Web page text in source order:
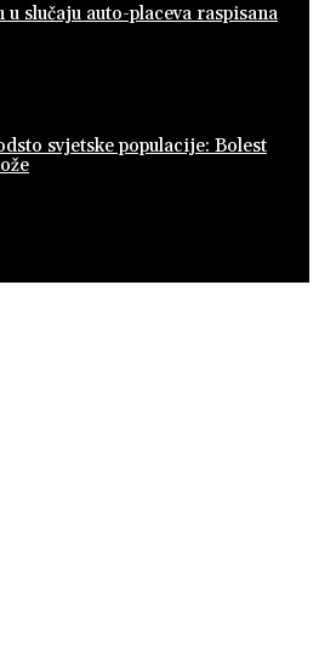
slučaju auto-placeva raspisana
svjetske populacije: Bolest